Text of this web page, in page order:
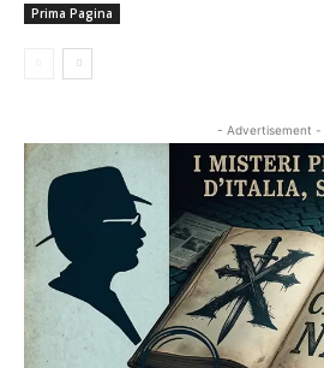
Prima Pagina
- Advertisement -